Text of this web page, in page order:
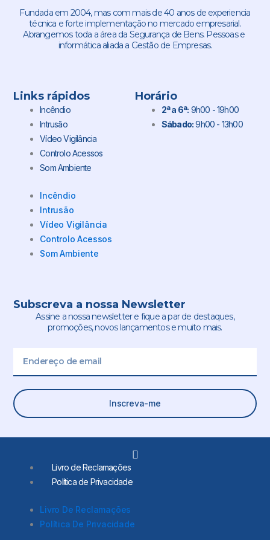
Fundada em 2004, mas com mais de 40 anos de experiencia
técnica e forte implementação no mercado empresarial.
Abrangemos toda a área da Segurança de Bens. Pessoas e
informática aliada a Gestão de Empresas.
Links rápidos
Incêndio
Intrusão
Vídeo Vigilância
Controlo Acessos
Som Ambiente
Incêndio
Intrusão
Vídeo Vigilância
Controlo Acessos
Som Ambiente
Horário
2ª a 6ª: 9h00 - 19h00
Sábado:9h00 - 13h00
Subscreva a nossa Newsletter
Assine a nossa newsletter e fique a par de destaques,
promoções, novos lançamentos e muito mais.
Inscreva-me
Livro de Reclamações
Política de Privacidade
Livro De Reclamações
Política De Privacidade
L
n